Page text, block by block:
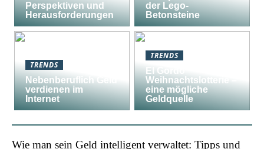
Perspektiven und
Herausforderungen
der Lego-
Betonsteine
TRENDS
Nebenberuflich Geld
verdienen im
Internet
TRENDS
El Gordo
Weihnachtslotterie –
eine mögliche
Geldquelle
Wie man sein Geld intelligent verwaltet: Tipps und